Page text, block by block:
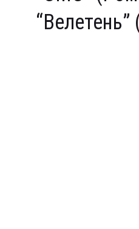
“Велетень”